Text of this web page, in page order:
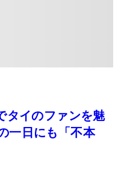
タイのファンを魅
一日にも「不本